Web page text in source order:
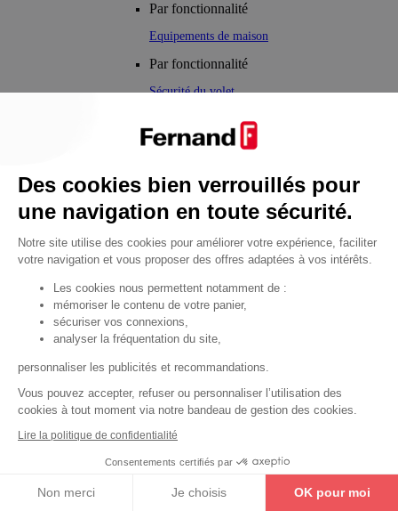
Par fonctionnalité
Equipements de maison
Par fonctionnalité
Sécurité du volet
Par fonctionnalité
Cendrier
Par fonctionnalité
Equipements de porte
•Judas de porte
Fermes-portes
•Arrêts de porte
•Butoirs de porte
• Charnières de porte
• Accessoires de fixation
Les astuces
Les équipements de porte
Les équipements pour les personnes
Des cookies bien verrouillés pour
une navigation en toute sécurité.
Notre site utilise des cookies pour améliorer votre expérience, faciliter
votre navigation et vous proposer des offres adaptées à vos intérêts.
Les cookies nous permettent notamment de :
mémoriser le contenu de votre panier,
sécuriser vos connexions,
analyser la fréquentation du site,
personnaliser les publicités et recommandations.
Vous pouvez accepter, refuser ou personnaliser l’utilisation des
cookies à tout moment via notre bandeau de gestion des cookies.
Lire la politique de confidentialité
Consentements certifiés par
Non merci Je choisis OK pour moi